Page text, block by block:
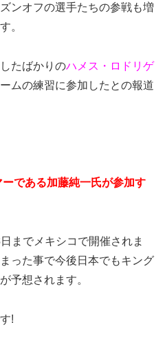
ンオフの選手たちの参戦も増
。
たばかりのハメス・ロドリゲ
ムの練習に参加したとの報道
である加藤純一氏が参加す
までメキシコで開催されま
った事で今後日本でもキング
予想されます。
!